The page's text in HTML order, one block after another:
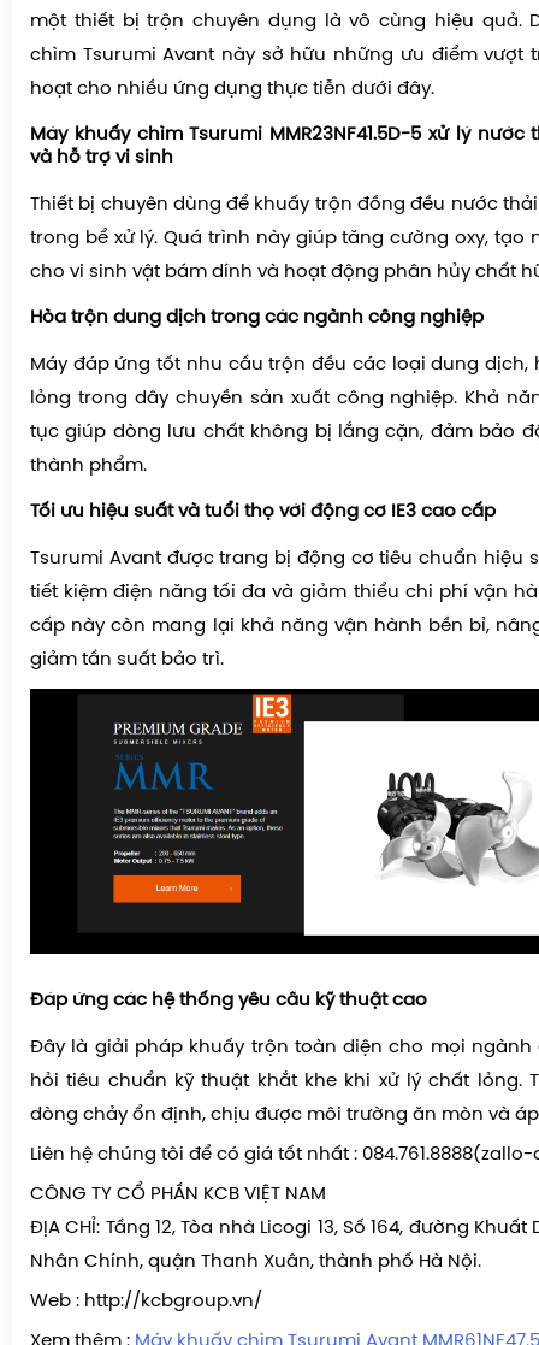
một thiết bị trộn chuyên dụng là vô cùng hiệu quả.
chìm Tsurumi Avant này sở hữu những ưu điểm vượt
hoạt cho nhiều ứng dụng thực tiễn dưới đây.
Máy khuấy chìm Tsurumi MMR23NF41.5D-5 xử lý
và hỗ trợ vi sinh
Thiết bị chuyên dùng để khuấy trộn đồng đều nước
trong bể xử lý. Quá trình này giúp tăng cường oxy, tạo
cho vi sinh vật bám dính và hoạt động phân hủy chất
Hòa trộn dung dịch trong các ngành công nghiệp
Máy đáp ứng tốt nhu cầu trộn đều các loại dung dịch,
lỏng trong dây chuyền sản xuất công nghiệp. Khả
tục giúp dòng lưu chất không bị lắng cặn, đảm bảo
thành phẩm.
Tối ưu hiệu suất và tuổi thọ với động cơ IE3 cao cấp
Tsurumi Avant được trang bị động cơ tiêu chuẩn hiệu
tiết kiệm điện năng tối đa và giảm thiểu chi phí vận
cấp này còn mang lại khả năng vận hành bền bỉ,
giảm tần suất bảo trì.
Đáp ứng các hệ thống yêu cầu kỹ thuật cao
Đây là giải pháp khuấy trộn toàn diện cho mọi ngành
hỏi tiêu chuẩn kỹ thuật khắt khe khi xử lý chất lỏng.
dòng chảy ổn định, chịu được môi trường ăn mòn và
Liên hệ chúng tôi để có giá tốt nhất :
CÔNG TY CỔ PHẦN KCB VIỆT NAM
ĐỊA CHỈ: Tầng 12, Tòa nhà Licogi 13, Số 164, đường
Nhân Chính, quận Thanh Xuân, thành phố Hà Nội.
Web : http://kcbgroup.vn/